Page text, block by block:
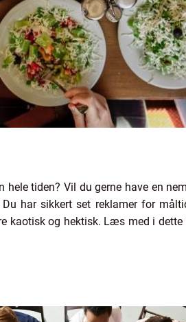
tiden? Vil du gerne have en
har sikkert set reklamer for
kaotisk og hektisk. Læs med i